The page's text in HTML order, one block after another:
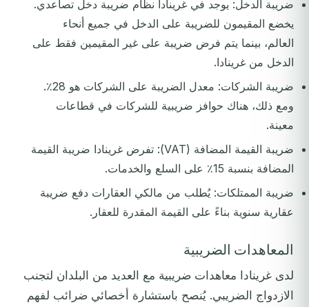
ضريبة الدخل: يوجد في غرينادا نظام ضريبة دخل تصاعدي.
يخضع المقيمون للضريبة على الدخل في جميع أنحاء
العالم، بينما يتم فرض ضريبة على غير المقيمين فقط على
الدخل من غرينادا.
ضريبة الشركات: معدل الضريبة على الشركات هو 28٪.
ومع ذلك، هناك حوافز ضريبية للشركات في قطاعات
معينة.
ضريبة القيمة المضافة (VAT): تفرض غرينادا ضريبة القيمة
المضافة بنسبة 15٪ على السلع والخدمات.
ضريبة الممتلكات: يُطلب من مالكي العقارات دفع ضريبة
عقارية سنوية بناءً على القيمة المقدرة للعقار.
المعاهدات الضريبية
لدى غرينادا معاهدات ضريبية مع العديد من البلدان لتجنب
الازدواج الضريبي. يُنصح باستشارة أخصائي ضرائب لفهم